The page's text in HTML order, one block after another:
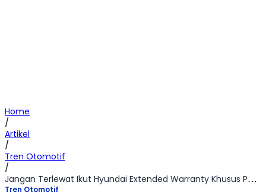
Home
/
Artikel
/
Tren Otomotif
/
Jangan Terlewat Ikut Hyundai Extended Warranty Khusus Pengguna Creta dan Stargezer
Tren Otomotif